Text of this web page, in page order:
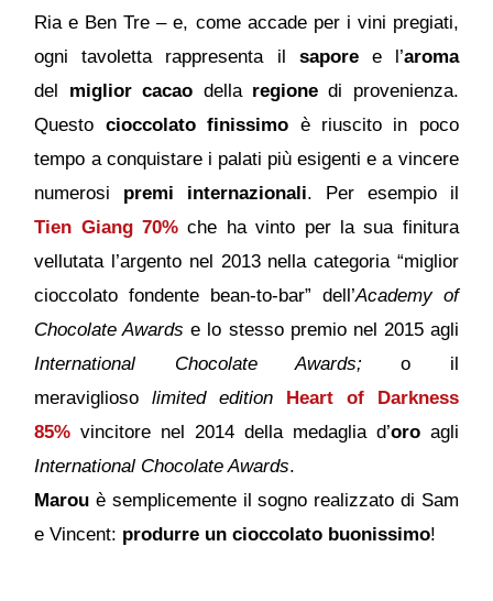
Ria e Ben Tre – e, come accade per i vini pregiati,
ogni tavoletta rappresenta il saporee l’aroma
del miglior cacao della regionedi provenienza.
Questo cioccolato finissimo è riuscito in poco
tempo a conquistare i palati più esigenti e a vincere
numerosi premi internazionali. Per esempio il
Tien Giang 70% che ha vinto per la sua finitura
vellutata l’argento nel 2013 nella categoria “miglior
cioccolato fondente bean-to-bar” dell’Academy of
Chocolate Awards e lo stesso premio nel 2015 agli
International Chocolate Awards; o il
meravigliosolimited edition
Heart of Darkness
85% vincitore nel 2014 della medaglia d’oroagli
International Chocolate Awards.
Marou è semplicemente il sogno realizzato di Sam
e Vincent: produrre un cioccolato buonissimo!